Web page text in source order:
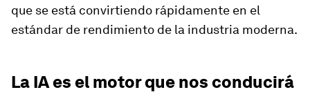
que se está convirtiendo rápidamente en el
estándar de rendimiento de la industria moderna.
La IA es el motor que nos conducirá